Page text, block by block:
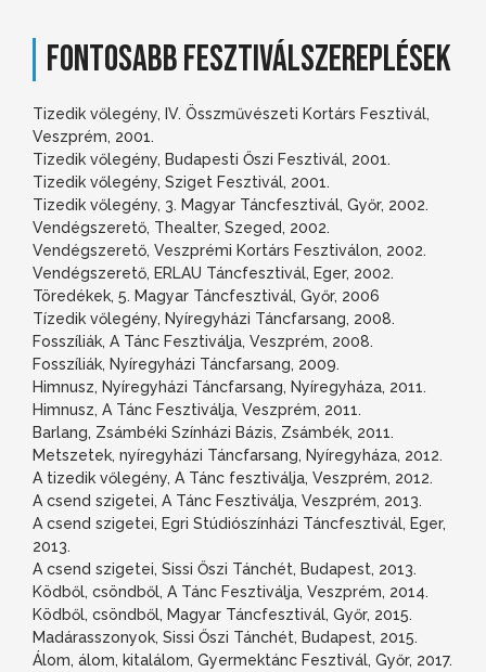
FONTOSABB FESZTIVÁLSZEREPLÉSEK
Tizedik vőlegény, IV. Összművészeti Kortárs Fesztivál,
Veszprém, 2001.
Tizedik vőlegény, Budapesti Őszi Fesztivál, 2001.
Tizedik vőlegény, Sziget Fesztivál, 2001.
Tizedik vőlegény, 3. Magyar Táncfesztivál, Győr, 2002.
Vendégszerető, Thealter, Szeged, 2002.
Vendégszerető, Veszprémi Kortárs Fesztiválon, 2002.
Vendégszerető, ERLAU Táncfesztivál, Eger, 2002.
Töredékek, 5. Magyar Táncfesztivál, Győr, 2006
Tízedik vőlegény, Nyíregyházi Táncfarsang, 2008.
Fosszíliák, A Tánc Fesztiválja, Veszprém, 2008.
Fosszíliák, Nyíregyházi Táncfarsang, 2009.
Himnusz, Nyíregyházi Táncfarsang, Nyíregyháza, 2011.
Himnusz, A Tánc Fesztiválja, Veszprém, 2011.
Barlang, Zsámbéki Színházi Bázis, Zsámbék, 2011.
Metszetek, nyíregyházi Táncfarsang, Nyíregyháza, 2012.
A tizedik vőlegény, A Tánc fesztiválja, Veszprém, 2012.
A csend szigetei, A Tánc Fesztiválja, Veszprém, 2013.
A csend szigetei, Egri Stúdiószínházi Táncfesztivál, Eger,
2013.
A csend szigetei, Sissi Őszi Tánchét, Budapest, 2013.
Ködből, csöndből, A Tánc Fesztiválja, Veszprém, 2014.
Ködből, csöndből, Magyar Táncfesztivál, Győr, 2015.
Madárasszonyok, Sissi Őszi Tánchét, Budapest, 2015.
Álom, álom, kitalálom, Gyermektánc Fesztivál, Győr, 2017.